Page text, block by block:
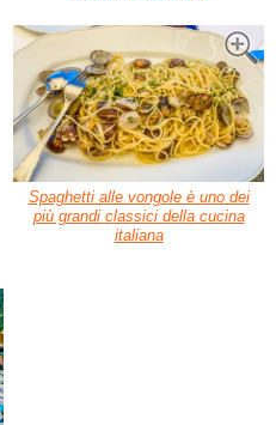
Spaghetti alle vongole è uno dei
più grandi classici della cucina
italiana